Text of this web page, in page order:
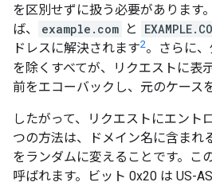
を区別せずに扱う必要があります
ば、
example.com と
ドレスに解決されます2。さらに
を除くすべてが、リクエストに表
前をエコーバックし、元のケース
したがって、リクエストにエント
つの方法は、ドメイン名に含まれ
をランダムに変えることです。こ
呼ばれます。ビット 0x20 は US-